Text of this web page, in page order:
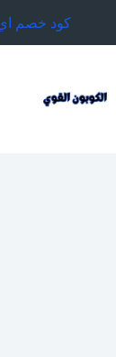
المحتوى
كود خصم